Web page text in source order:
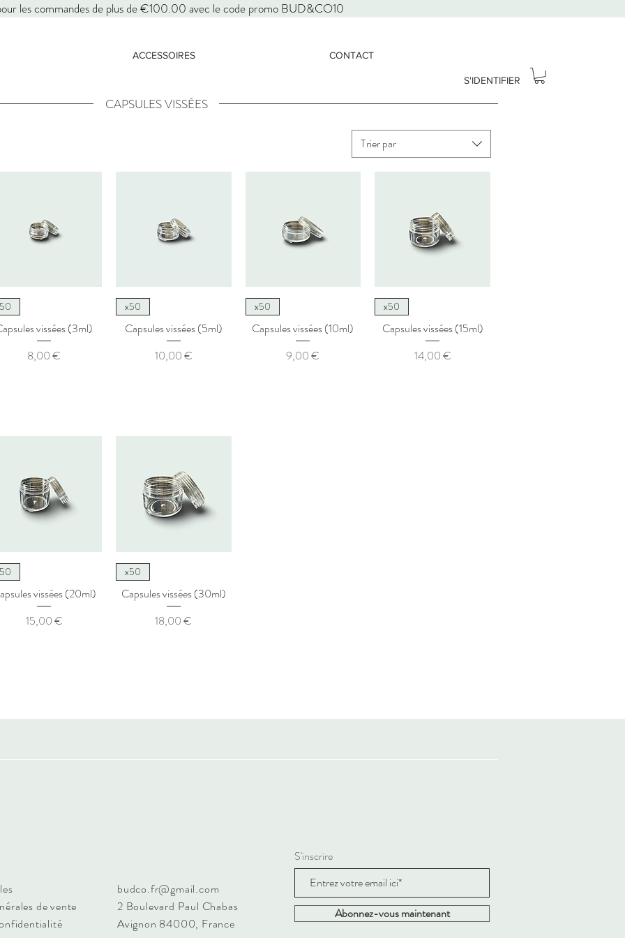
les commandes de plus de €100.00 avec le code promo BUD&CO10
ACCESSOIRES CONTACT
S'IDENTIFIER
CAPSULES VISSÉES
Trier par
vissées (3ml)
Prix
8,00 €
x50
Capsules vissées (5ml)
Prix
10,00 €
x50
Capsules vissées (10ml)
Prix
9,00 €
x50
Capsules vissées (15ml)
Prix
14,00 €
vissées (20ml)
Prix
15,00 €
x50
Capsules vissées (30ml)
Prix
18,00 €
de vente
budco.fr@gmail.com
2 Boulevard Paul Chabas
Avignon 84000, France
S'inscrire
Abonnez-vous maintenant